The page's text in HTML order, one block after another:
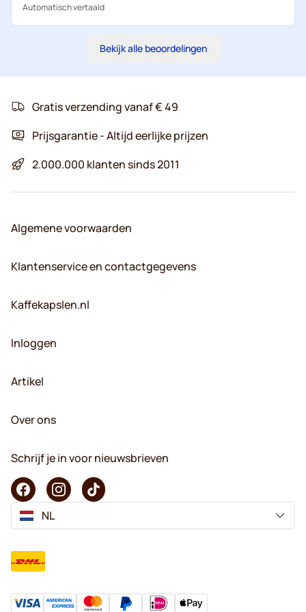
Automatisch vertaald
Bekijk alle beoordelingen
Gratis verzending vanaf € 49
Prijsgarantie - Altijd eerlijke prijzen
2.000.000 klanten sinds 2011
Algemene voorwaarden
Klantenservice en contactgegevens
Kaffekapslen.nl
Inloggen
Artikel
Over ons
Schrijf je in voor nieuwsbrieven
NL